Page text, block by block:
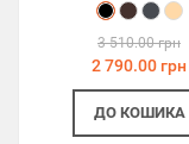
3 510.00 грн
2 790.00 грн
ДО КОШИКА